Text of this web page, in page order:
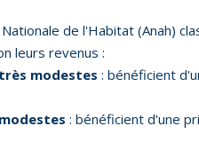
de l'Habitat (Anah)
leurs revenus :
modestes : bénéficient
: bénéficient d'une